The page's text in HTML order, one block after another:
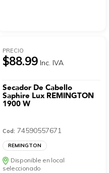
PRECIO
$88.99 Inc. IVA
Secador De Cabello
Saphire Lux REMINGTON
1900 W
Cod: 74590557671
REMINGTON
Disponible en local
seleccionado